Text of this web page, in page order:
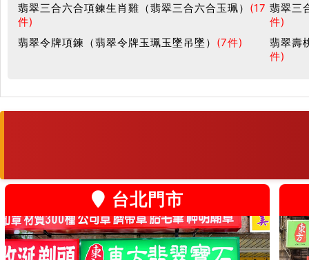
翡翠三合六合項鍊生肖雞（翡翠三合六合玉珮） (17
件)
翡翠三
件)
翡翠令牌項鍊（翡翠令牌玉珮玉墜吊墜） (7件)
翡翠壽
件)
台北門市